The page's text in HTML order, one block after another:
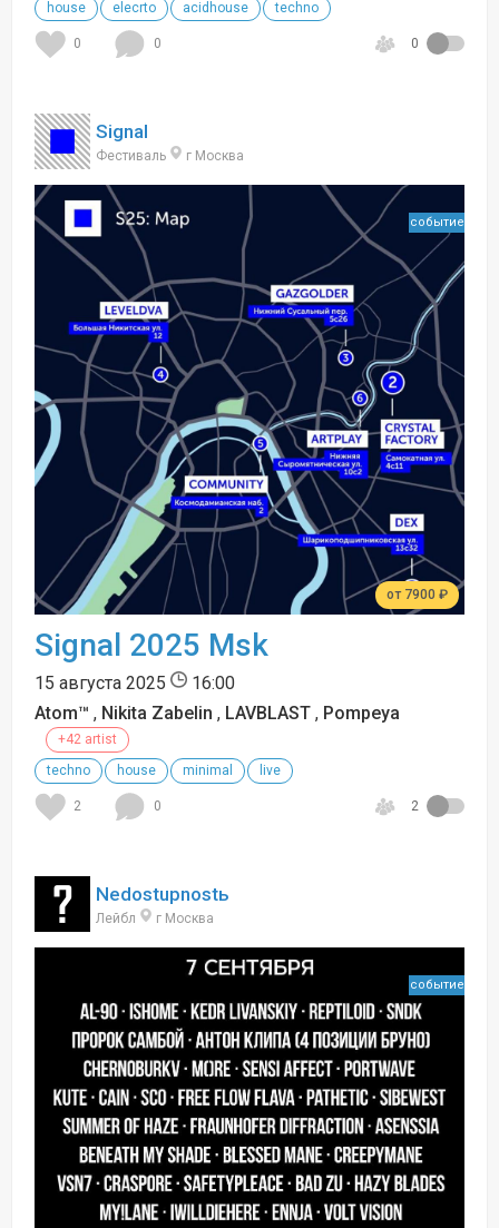
house
elecrto acidhouse techno
0 0 0
Signal
Фестиваль г Москва
от 7900 ₽
событие
Signal 2025 Msk
15 августа 2025
16:00
Atom™ , Nikita Zabelin , LAVBLAST , Pompeya
+42 artist
techno
house minimal live
2 0 2
Nedostupnostь
Лейбл г Москва
событие